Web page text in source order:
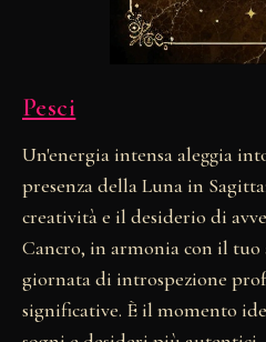
Pesci
Un'energia intensa aleggia
presenza della Luna in
creatività e il desiderio di
Cancro, in armonia con il tuo
giornata di introspezione
significative. È il momento